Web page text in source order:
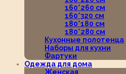
160*260 см
160*320 см
180*180 см
180*280 см
Кухонные полотенца
Наборы для кухни
Фартуки
Одежда для дома
Женская